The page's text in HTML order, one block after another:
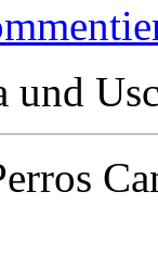
und